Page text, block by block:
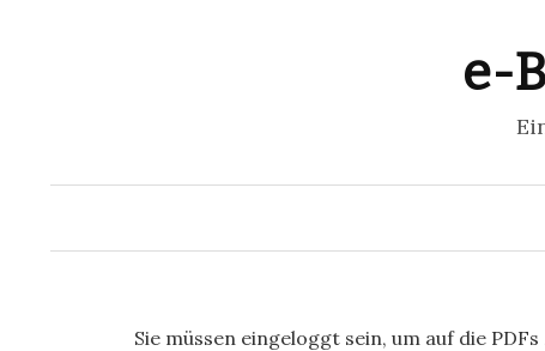
e-
Sie müssen eingeloggt sein, um auf die